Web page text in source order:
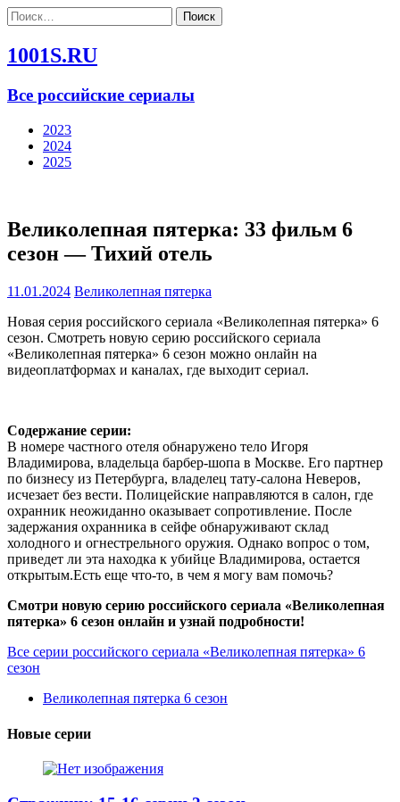
Найти:
1001S.RU
Все российские сериалы
2023
2024
2025
Великолепная пятерка: 33 фильм 6
сезон — Тихий отель
11.01.2024 Великолепная пятерка
Новая серия российского сериала «Великолепная пятерка» 6
сезон. Смотреть новую серию российского сериала
«Великолепная пятерка» 6 сезон можно онлайн на
видеоплатформах и каналах, где выходит сериал.
Содержание серии:
В номере частного отеля обнаружено тело Игоря
Владимирова, владельца барбер-шопа в Москве. Его партнер
по бизнесу из Петербурга, владелец тату-салона Неверов,
исчезает без вести. Полицейские направляются в салон, где
охранник неожиданно оказывает сопротивление. После
задержания охранника в сейфе обнаруживают склад
холодного и огнестрельного оружия. Однако вопрос о том,
приведет ли эта находка к убийце Владимирова, остается
открытым.Есть еще что-то, в чем я могу вам помочь?
Смотри новую серию российского сериала «Великолепная
пятерка» 6 сезон онлайн и узнай подробности!
Все серии российского сериала «Великолепная пятерка» 6
сезон
Великолепная пятерка 6 сезон
Новые серии